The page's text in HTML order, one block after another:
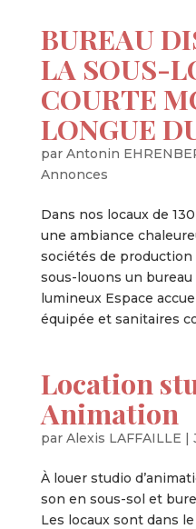
BUREAU
LA SOUS-
COURTE
LONGUE
par Antonin
Annonces
Dans nos locaux de
une ambiance
sociétés de
sous-louons un bureau
lumineux Espace
équipée et sanitaires
Location
Animation
par Alexis LAFFAILLE |
À louer studio
son en sous-sol et
Les locaux sont dans